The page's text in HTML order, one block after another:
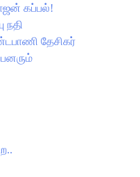
கப்பல்!
நதி
தேசிகர்